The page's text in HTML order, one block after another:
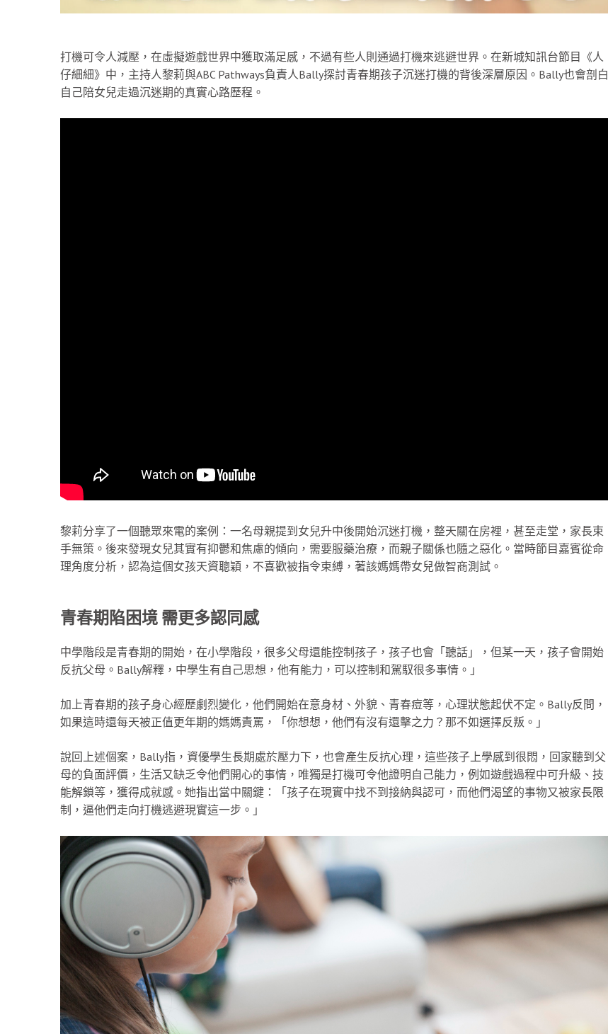
打機可令人減壓，在虛擬遊戲世界中獲取滿足感，不過有些人則通過打機來逃避世界。在新城知訊台節目《人
仔細細》中，主持人黎莉與ABC Pathways負責人Bally探討青春期孩子沉迷打機的背後深層原因。Bally也會剖白
自己陪女兒走過沉迷期的真實心路歷程。
黎莉分享了一個聽眾來電的案例：一名母親提到女兒升中後開始沉迷打機，整天關在房裡，甚至走堂，家長束
手無策。後來發現女兒其實有抑鬱和焦慮的傾向，需要服藥治療，而親子關係也隨之惡化。當時節目嘉賓從命
理角度分析，認為這個女孩天資聰穎，不喜歡被指令束縛，著該媽媽帶女兒做智商測試。
青春期陷困境 需更多認同感
中學階段是青春期的開始，在小學階段，很多父母還能控制孩子，孩子也會「聽話」，但某一天，孩子會開始
反抗父母。Bally解釋，中學生有自己思想，他有能力，可以控制和駕馭很多事情。」
加上青春期的孩子身心經歷劇烈變化，他們開始在意身材、外貌、青春痘等，心理狀態起伏不定。Bally反問，
如果這時還每天被正值更年期的媽媽責罵，「你想想，他們有沒有還擊之力？那不如選擇反叛。」
說回上述個案，Bally指，資優學生長期處於壓力下，也會產生反抗心理，這些孩子上學感到很悶，回家聽到父
母的負面評價，生活又缺乏令他們開心的事情，唯獨是打機可令他證明自己能力，例如遊戲過程中可升級、技
能解鎖等，獲得成就感。她指出當中關鍵：「孩子在現實中找不到接納與認可，而他們渴望的事物又被家長限
制，逼他們走向打機逃避現實這一步。」